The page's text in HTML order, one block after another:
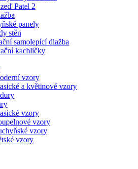
Patel 2
panely
stěn
samolepící dlažba
kachličky
vzory
a květinové vzory
vzory
vzory
vzory
vzory